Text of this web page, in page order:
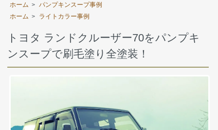
ホーム > パンプキンスープ事例
ホーム > ライトカラー事例
トヨタ ランドクルーザー70をパンプキ
ンスープで刷毛塗り全塗装！